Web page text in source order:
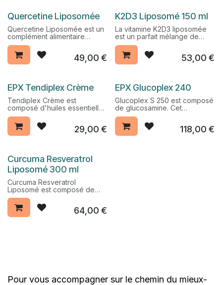
Pack Promo %
Quercetine Liposomée
Quercetine Liposomée est un
complément alimentaire
naturel avec des propriétés
antibactériennes,
antioxydantes,
antihistaminiques et anti-
réactions inflammatoires ou
allergiques dans l'organisme
et contribue également à
favoriser la circulation.
49,00 €
Pack Promo %
K2D3 Liposomé 150 ml
La vitamine K2D3 liposomée
est un parfait mélange de
vitamine K qui garantit la
solidité osseuse. Et la vitamine
D couvre un spectre
thérapeutique large.
réduire le risque de
contracter la Covid-19.
53,00 €
EPX Tendiplex Crème
Tendiplex Crème est
composé d'huiles essentielles
et végétales qui apaisent
rapidement et naturellement
les inflammations des
articulations.
29,00 €
EPX Glucoplex 240
Glucoplex S 250 est composé
de glucosamine. Cet
ingrédient constitue un
traitement naturel puissant
contre les dégénérescences
et troubles articulaires.
118,00 €
Pack Promo %
Curcuma Resveratrol
Liposomé 300 ml
Curcuma Resveratrol
Liposomé est composé de
resveratrol qui réduit le risque
cardio-vasculaire en raison
de son action anticholestérol
et fluidifiante. Il exerce
64,00 €
Pour vous accompagner sur le chemin du mieux-